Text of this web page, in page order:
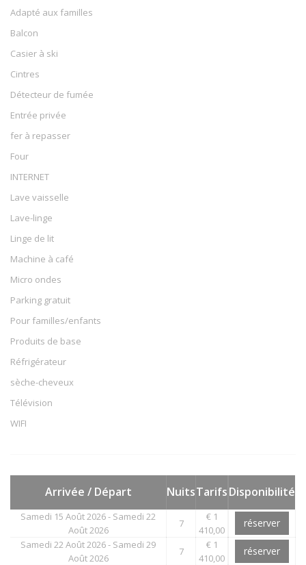
Adapté aux familles
Balcon
Casier à ski
Cintres
Détecteur de fumée
Entrée privée
fer à repasser
Four
INTERNET
Lave vaisselle
Lave-linge
Linge de lit
Machine à café
Micro ondes
Parking gratuit
Pour familles/enfants
Produits de base
Réfrigérateur
sèche-cheveux
Télévision
WIFI
Arrivée / Départ NuitsTarifsDisponibilité
Samedi 15 Août 2026 - Samedi 22
Août 2026
7
€ 1
410,00
réserver
Samedi 22 Août 2026 - Samedi 29
Août 2026
7
€ 1
410,00
réserver